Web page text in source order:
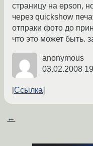
страницу на epson,
через quickshow
отпраки фото до
что это может быть.
anonymous
03.02.2008
Ссылка
←